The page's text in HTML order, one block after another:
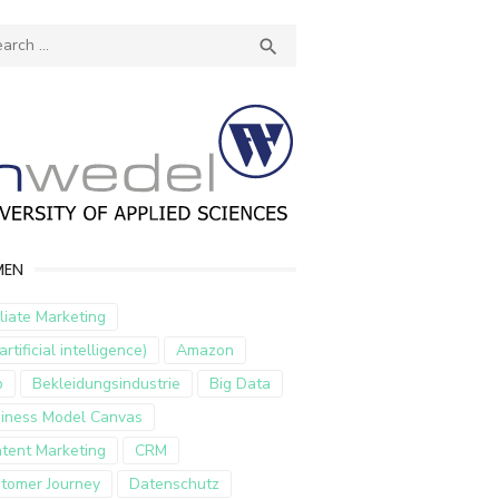

Marketing
intelligence)
Amazon
Bekleidungsindustrie
Big Data
Model Canvas
Marketing
CRM
Journey
Datenschutz